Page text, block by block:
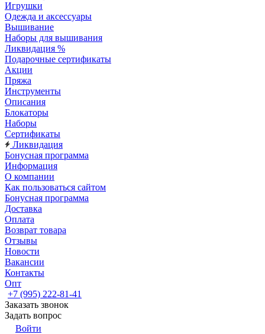
Игрушки
Одежда и аксессуары
Вышивание
Наборы для вышивания
Ликвидация %
Подарочные сертификаты
Акции
Пряжа
Инструменты
Описания
Блокаторы
Наборы
Сертификаты
Ликвидация
Бонусная программа
Информация
О компании
Как пользоваться сайтом
Бонусная программа
Доставка
Оплата
Возврат товара
Отзывы
Новости
Вакансии
Контакты
Опт
+7 (995) 222-81-41
Заказать звонок
Задать вопрос
Войти